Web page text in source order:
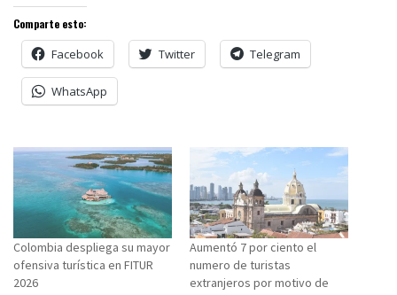
Comparte esto:
Facebook Twitter Telegram
WhatsApp
Colombia despliega su mayor
ofensiva turística en FITUR
2026
Aumentó 7 por ciento el
numero de turistas
extranjeros por motivo de